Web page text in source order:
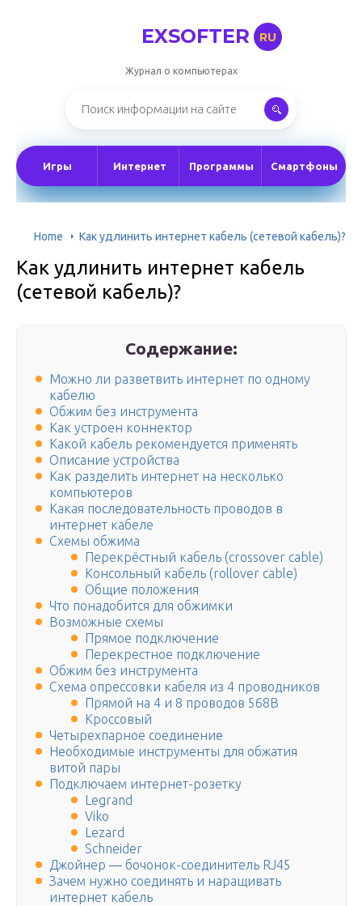
EXSOFTER RU
Журнал о компьютерах
Игры Интернет Программы Смартфоны
Home Как удлинить интернет кабель (сетевой кабель)?
Как удлинить интернет кабель
(сетевой кабель)?
Содержание:
Можно ли разветвить интернет по одному
кабелю
Обжим без инструмента
Как устроен коннектор
Какой кабель рекомендуется применять
Описание устройства
Как разделить интернет на несколько
компьютеров
Какая последовательность проводов в
интернет кабеле
Схемы обжима
Перекрёстный кабель (crossover cable)
Консольный кабель (rollover cable)
Общие положения
Что понадобится для обжимки
Возможные схемы
Прямое подключение
Перекрестное подключение
Обжим без инструмента
Схема опрессовки кабеля из 4 проводников
Прямой на 4 и 8 проводов 568В
Кроссовый
Четырехпарное соединение
Необходимые инструменты для обжатия
витой пары
Подключаем интернет-розетку
Legrand
Viko
Lezard
Schneider
Джойнер — бочонок-соединитель RJ45
Зачем нужно соединять и наращивать
интернет кабель